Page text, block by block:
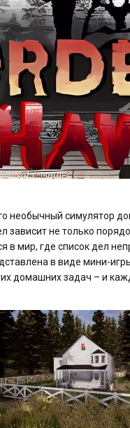
необычный симулятор
зависит не только
в мир, где список дел
в виде мини-
домашних задач – и